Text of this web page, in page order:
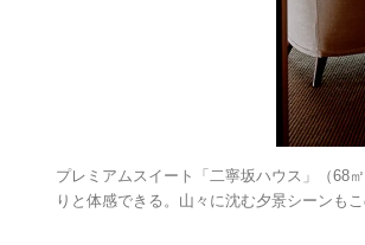
プレミアムスイート「二寧坂ハウス」（68
りと体感できる。山々に沈む夕景シーンも